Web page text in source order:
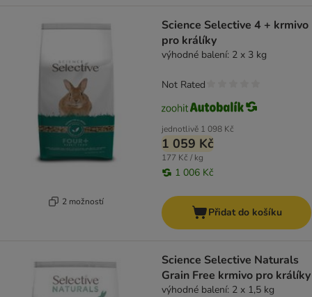
2 možností
Science Selective 4 + krmivo
pro králíky
výhodné balení: 2 x 3 kg
jednotlivě 1 098 Kč
1 059 Kč
177 Kč / kg
1 006 Kč
Not Rated
Přidat do košíku
Science Selective Naturals
Grain Free krmivo pro králíky
výhodné balení: 2 x 1,5 kg